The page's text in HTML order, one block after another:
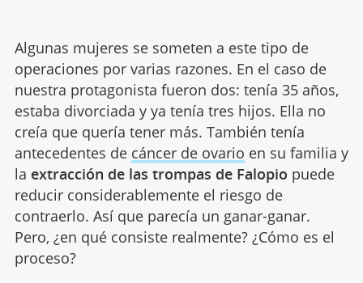
Algunas mujeres se someten a este tipo de
operaciones por varias razones. En el caso de
nuestra protagonista fueron dos: tenía 35 años,
estaba divorciada y ya tenía tres hijos. Ella no
creía que quería tener más. También tenía
antecedentes de cáncer de ovario en su familia y
la extracción de las trompas de Falopio puede
reducir considerablemente el riesgo de
contraerlo. Así que parecía un ganar-ganar.
Pero, ¿en qué consiste realmente? ¿Cómo es el
proceso?